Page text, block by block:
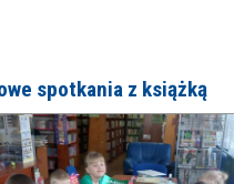
spotkania z książką